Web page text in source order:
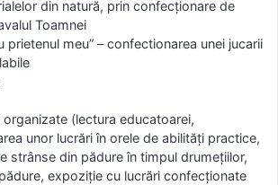
din natură, prin confecţionare de
Toamnei
prietenul meu” – confectionarea unei jucarii
organizate (lectura educatoarei,
unor lucrări în orele de abilităţi practice,
strânse din pădure în timpul drumeţiilor,
expoziţie cu lucrări confecţionate